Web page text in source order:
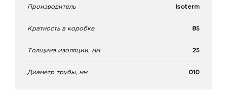
Производитель Isoterm
Кратность в коробке 85
Толщина изоляции, мм 25
Диаметр трубы, мм 010